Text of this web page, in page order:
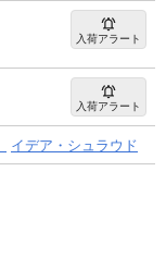
入荷アラート
入荷アラート
イデア・シュラウド